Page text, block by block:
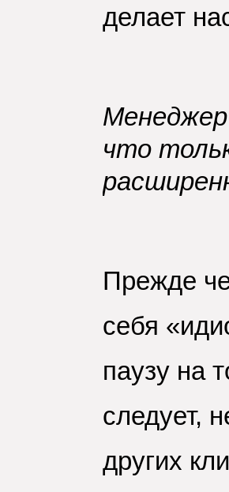
делает
что
Прежде
себя
паузу на
следует,
других